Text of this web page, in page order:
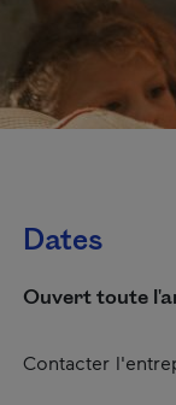
Dates
Ouvert toute
Contacter